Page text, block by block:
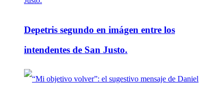
Depetris segundo en imágen entre los
intendentes de San Justo.